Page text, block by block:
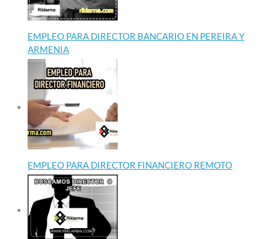
EMPLEO PARA DIRECTOR BANCARIO EN PEREIRA Y
ARMENIA
EMPLEO PARA DIRECTOR FINANCIERO REMOTO